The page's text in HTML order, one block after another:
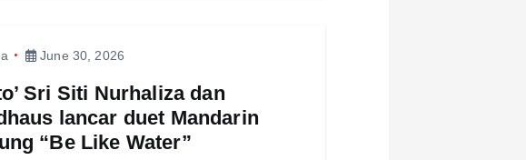
June 30, 2026
Sri Siti Nurhaliza dan
lancar duet Mandarin
“Be Like Water”